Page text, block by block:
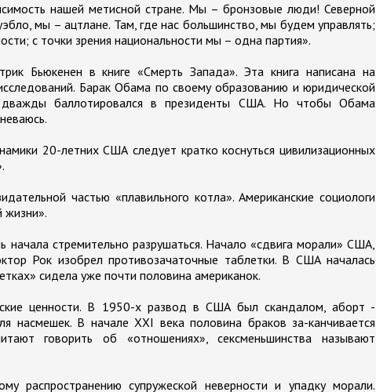
нашей метисной стране. Мы – бронзовые люди! Северной
мы – ацтлане. Там, где нас большинство, мы будем управлять;
с точки зрения национальности мы – одна партия».
Бьюкенен в книге «Смерть Запада». Эта книга написана на
Барак Обама по своему образованию и юридической
дважды баллотировался в президенты США. Но чтобы Обама
20-летних США следует кратко коснуться цивилизационных
частью «плавильного котла». Американские социологи
начала стремительно разрушаться. Начало «сдвига морали» США,
Рок изобрел противозачаточные таблетки. В США началась
сидела уже почти половина американок.
ценности. В 1950-х развод в США был скандалом, аборт -
насмешек. В начале ХХI века половина браков за-канчивается
говорить об «отношениях», сексменьшинства называют
распространению супружеской неверности и упадку морали.